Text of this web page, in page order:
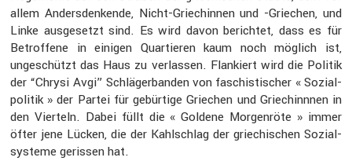
allem Anders­den­kende, Nicht-Griechinnen und -Griechen, und
Linke ausge­setzt sind. Es wird davon berichtet, dass es für
Betrof­fene in einigen Quartieren kaum noch möglich ist,
ungeschützt das Haus zu verlassen. Flankiert wird die Politik
der “Chrysi Avgi” Schlä­ger­banden von faschis­ti­scher « Sozial­
po­litik » der Partei für gebür­tige Griechen und Griechinnnen in
den Vierteln. Dabei füllt die « Goldene Morgen­röte » immer
öfter jene Lücken, die der Kahlschlag der griechi­schen Sozial­
sys­teme gerissen hat.